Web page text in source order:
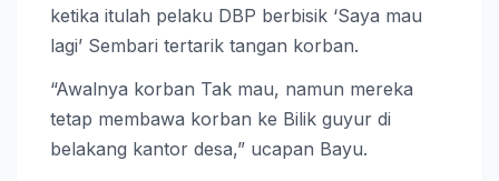
ketika itulah pelaku DBP berbisik ‘Saya mau
lagi’ Sembari tertarik tangan korban.
“Awalnya korban Tak mau, namun mereka
tetap membawa korban ke Bilik guyur di
belakang kantor desa,” ucapan Bayu.